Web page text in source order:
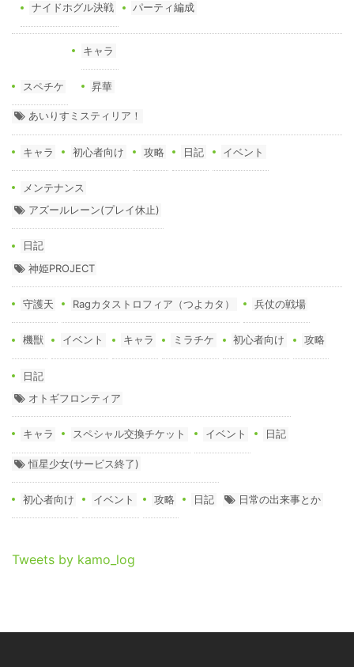
ナイドホグル決戦 パーティ編成
スペチケ
キャラ
昇華
あいりすミスティリア！
キャラ 初心者向け 攻略 日記 イベント
メンテナンス
アズールレーン(プレイ休止)
日記
神姫PROJECT
守護天 Ragカタストロフィア（つよカタ） 兵仗の戦場
機獣 イベント キャラ ミラチケ 初心者向け 攻略
日記
オトギフロンティア
キャラ スペシャル交換チケット イベント 日記
恒星少女(サービス終了)
初心者向け イベント 攻略 日記 日常の出来事とか
Tweets by kamo_log